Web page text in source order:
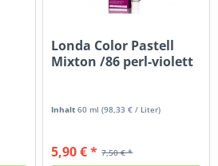
Londa Color Pastell
Mixton /86 perl-violett
Inhalt60 ml(98,33 € / Liter)
7,50 € *
5,90 € *